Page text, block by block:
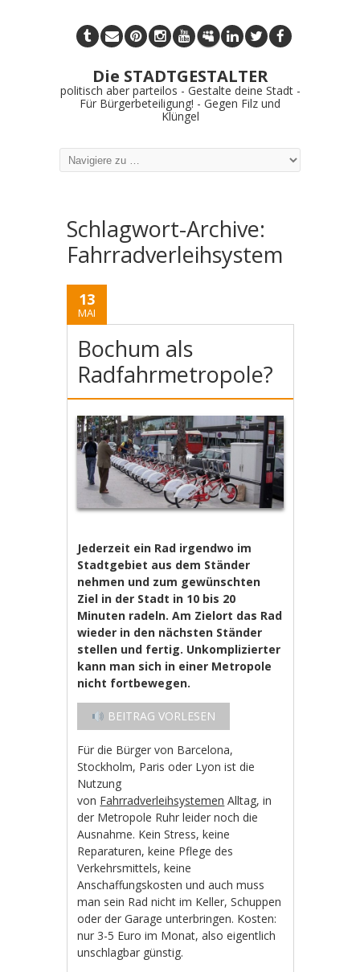
Die STADTGESTALTER
politisch aber parteilos - Gestalte deine Stadt -
Für Bürgerbeteiligung! - Gegen Filz und
Klüngel
Schlagwort-Archive:
Fahrradverleihsystem
13
MAI
Bochum als
Radfahrmetropole?
Jederzeit ein Rad irgendwo im
Stadtgebiet aus dem Ständer
nehmen und zum gewünschten
Ziel in der Stadt in 10 bis 20
Minuten radeln. Am Zielort das Rad
wieder in den nächsten Ständer
stellen und fertig. Unkomplizierter
kann man sich in einer Metropole
nicht fortbewegen.
BEITRAG VORLESEN
Für die Bürger von Barcelona,
Stockholm, Paris oder Lyon ist die
Nutzung
von Fahrradverleihsystemen Alltag, in
der Metropole Ruhr leider noch die
Ausnahme. Kein Stress, keine
Reparaturen, keine Pflege des
Verkehrsmittels, keine
Anschaffungskosten und auch muss
man sein Rad nicht im Keller, Schuppen
oder der Garage unterbringen. Kosten:
nur 3-5 Euro im Monat, also eigentlich
unschlagbar günstig.